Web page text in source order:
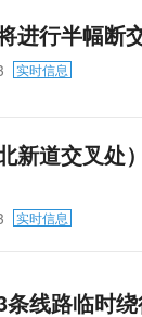
进行半幅断
实时信息
新道交叉处
实时信息
线路临时